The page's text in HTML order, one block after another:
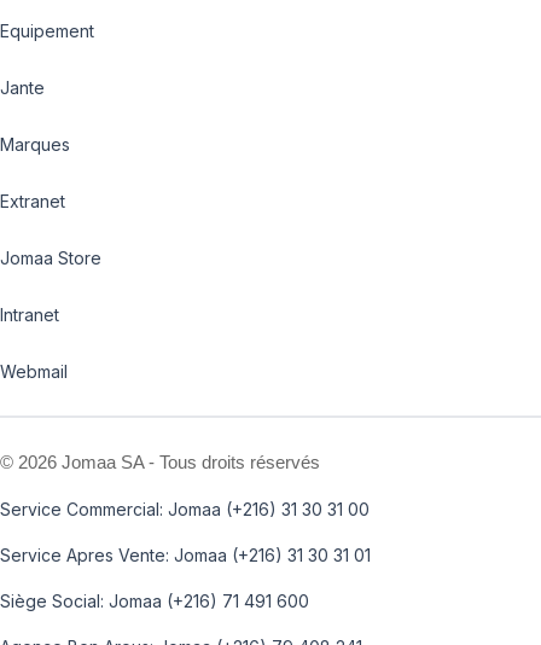
Equipement
Jante
Marques
Extranet
Jomaa Store
Intranet
Webmail
© 2026 Jomaa SA - Tous droits réservés
Service Commercial: Jomaa (+216) 31 30 31 00
Service Apres Vente: Jomaa (+216) 31 30 31 01
Siège Social: Jomaa (+216) 71 491 600